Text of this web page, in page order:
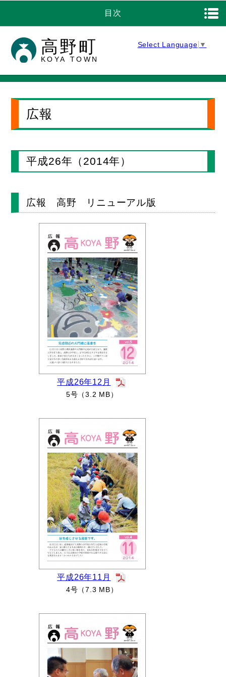
高野町
KOYA TOWN
Select Language ▼
目次
広報
平成26年（2014年）
広報 高野 リニューアル版
平成26年12月
5号（3.2 MB）
平成26年11月
4号（7.3 MB）